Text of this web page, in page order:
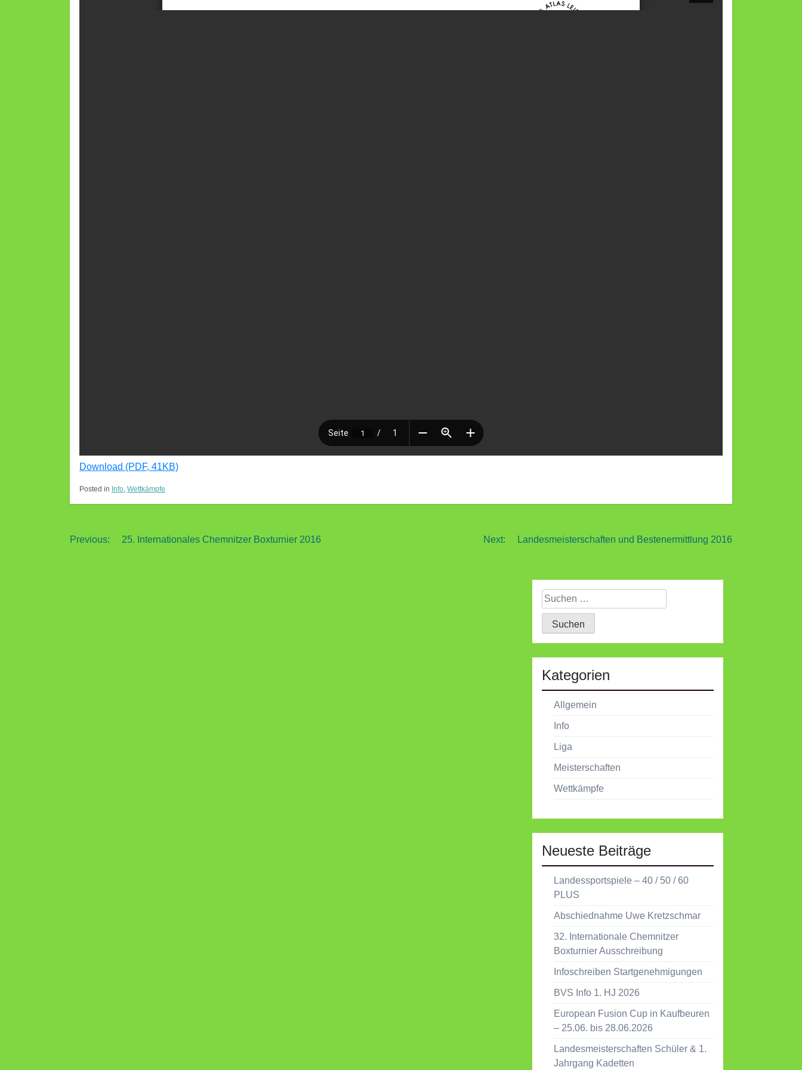
Download (PDF, 41KB)
Posted in Info, Wettkämpfe
Beitragsnavigation
Previous: 25. Internationales Chemnitzer Boxturnier 2016 Next: Landesmeisterschaften und Bestenermittlung 2016
Suchen
nach:
Kategorien
Allgemein
Info
Liga
Meisterschaften
Wettkämpfe
Neueste Beiträge
Landessportspiele – 40 / 50 / 60
PLUS
Abschiednahme Uwe Kretzschmar
32. Internationale Chemnitzer
Boxturnier Ausschreibung
Infoschreiben Startgenehmigungen
BVS Info 1. HJ 2026
European Fusion Cup in Kaufbeuren
– 25.06. bis 28.06.2026
Landesmeisterschaften Schüler & 1.
Jahrgang Kadetten